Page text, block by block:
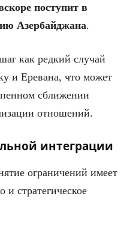
поступит в
Азербайджана.
как редкий случай
и Еревана, что может
сближении
отношений.
интеграции
ограничений имеет
и стратегическое